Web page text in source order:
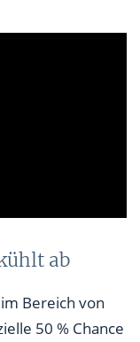
ab
Bereich von
50 % Chance